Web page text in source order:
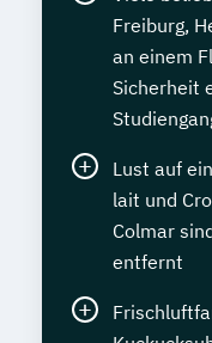
Freiburg,
an einem
Sicherheit
Lust auf
lait und
Colmar
entfernt